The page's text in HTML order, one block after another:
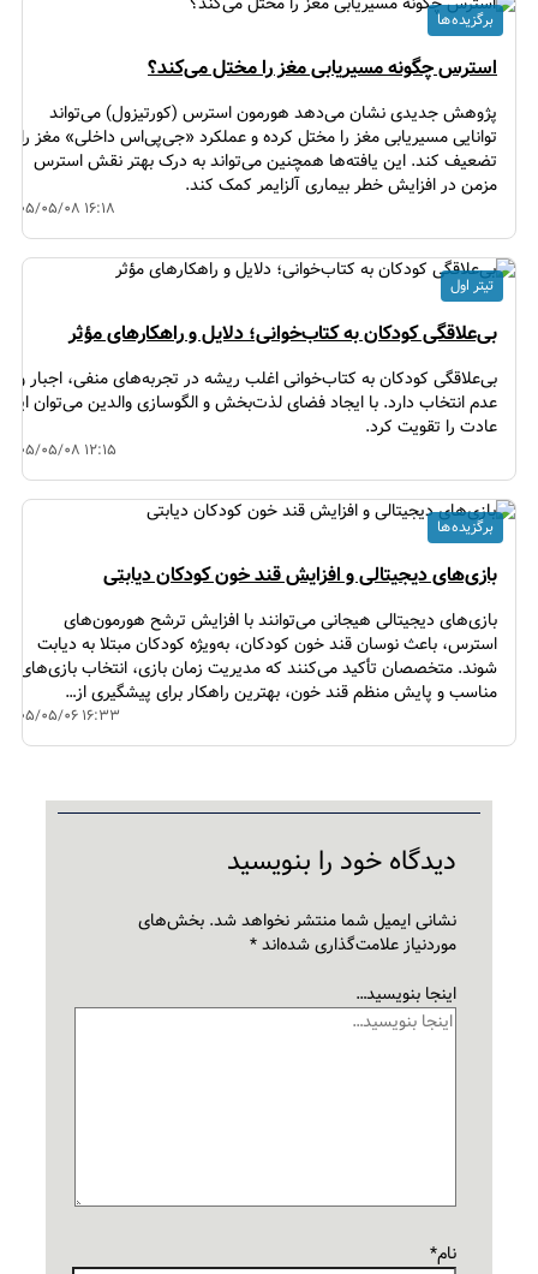
استرس چگونه مسیریابی مغز را مختل می‌کند؟
پژوهش جدیدی نشان می‌دهد هورمون استرس (کورتیزول) می‌تواند
توانایی مسیریابی مغز را مختل کرده و عملکرد «جی‌پی‌اس داخلی» مغز را
تضعیف کند. این یافته‌ها همچنین می‌تواند به درک بهتر نقش استرس
مزمن در افزایش خطر بیماری آلزایمر کمک کند.
۱۴۰۵/۰۵/۰۸ ۱۶:۱۸
برگزیده ها
بی‌علاقگی کودکان به کتاب‌خوانی؛ دلایل و راهکارهای مؤثر
بی‌علاقگی کودکان به کتاب‌خوانی اغلب ریشه در تجربه‌های منفی، اجبار و
عدم انتخاب دارد. با ایجاد فضای لذت‌بخش و الگوسازی والدین می‌توان این
عادت را تقویت کرد.
۱۴۰۵/۰۵/۰۸ ۱۲:۱۵
تیتر اول
بازی‌های دیجیتالی و افزایش قند خون کودکان دیابتی
بازی‌های دیجیتالی هیجانی می‌توانند با افزایش ترشح هورمون‌های
استرس، باعث نوسان قند خون کودکان، به‌ویژه کودکان مبتلا به دیابت
شوند. متخصصان تأکید می‌کنند که مدیریت زمان بازی، انتخاب بازی‌های
مناسب و پایش منظم قند خون، بهترین راهکار برای پیشگیری از…
۱۴۰۵/۰۵/۰۶ ۱۶:۳۳
برگزیده ها
دیدگاه‌ خود را بنویسید
نشانی ایمیل شما منتشر نخواهد شد. بخش‌های
موردنیاز علامت‌گذاری شده‌اند*
اینجا بنویسید…
نام*